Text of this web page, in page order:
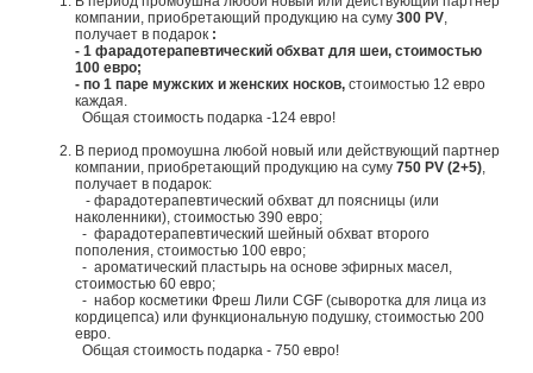
компании, приобретающий продукцию на суму 300 PV,
получает в подарок :
- 1 фарадотерапевтический обхват для шеи, стоимостью
100 евро;
- по 1 паре мужских и женских носков,стоимостью 12 евро
каждая.
Общая стоимость подарка -124 евро!
В период промоушна любой новый или действующий партнер
компании, приобретающий продукцию на суму 750 PV (2+5),
получает в подарок:
- фарадотерапевтический обхват дл поясницы (или
наколенники), стоимостью 390 евро;
- фарадотерапевтический шейный обхват второго
пополения, стоимостью 100 евро;
- ароматический пластырь на основе эфирных масел,
стоимостью 60 евро;
- набор косметики Фреш Лили CGF (сыворотка для лица из
кордицепса) или функциональную подушку, стоимостью 200
евро.
Общая стоимость подарка - 750 евро!